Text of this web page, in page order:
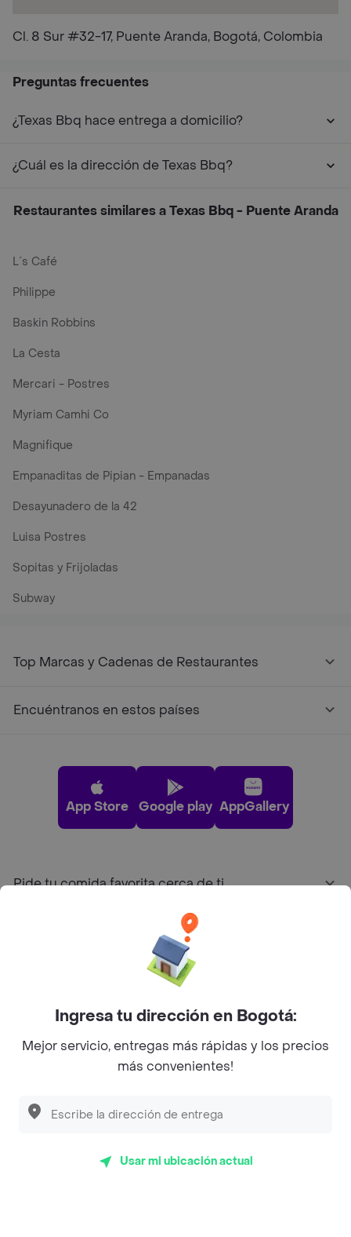
Cl. 8 Sur #32-17, Puente Aranda, Bogotá, Colombia
Preguntas frecuentes
¿Texas Bbq hace entrega a domicilio?
¿Cuál es la dirección de Texas Bbq?
Restaurantes similares a Texas Bbq - Puente Aranda
L´s Café
Philippe
Baskin Robbins
La Cesta
Mercari - Postres
Myriam Camhi Co
Magnifique
Empanaditas de Pipian - Empanadas
Desayunadero de la 42
Luisa Postres
Sopitas y Frijoladas
Subway
Top Marcas y Cadenas de Restaurantes
Encuéntranos en estos países
App Store Google play AppGallery
Pide tu comida favorita cerca de ti
Sobre Rappi
Facebook
Twitter
Instagram
©2026Rappi Inc. All rights reserved.
Ingresa tu dirección en Bogotá:
Mejor servicio, entregas más rápidas y los precios
más convenientes!
Usar mi ubicación actual